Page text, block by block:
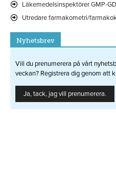
Läkemedelsinspektörer GMP-
Utredare farmakometri/
Nyhetsbrev
Vill du prenumerera på vårt
veckan? Registrera dig genom att
Ja, tack, jag vill prenumerera.